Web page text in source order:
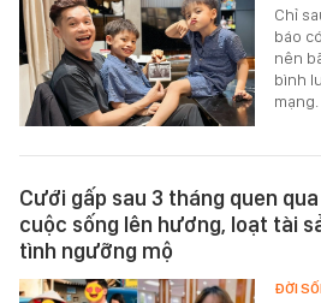
Chỉ
báo
nên
bình
mạng.
Cưới gấp sau 3 tháng quen
cuộc sống lên hương, loạt tài
tình ngưỡng mộ
ĐỜI